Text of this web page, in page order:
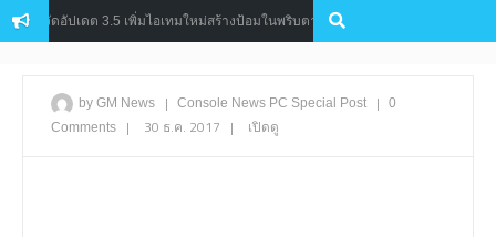
อัปเดต 3.5 เพิ่มไอเทมใหม่สร้างป้อมในพริบตาและระบบ Replay
by GM News | Console News PC Special Post |
0
Comments
| 30 ธ.ค. 2017 | เปิดดู